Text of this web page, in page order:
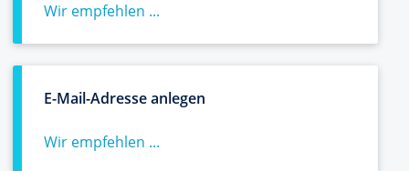
Wir empfehlen ...
E-Mail-Adresse anlegen
Wir empfehlen ...